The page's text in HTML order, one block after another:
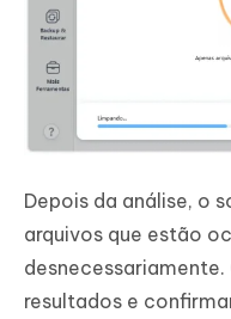
Depois da análise, o
arquivos que estão
resultados e